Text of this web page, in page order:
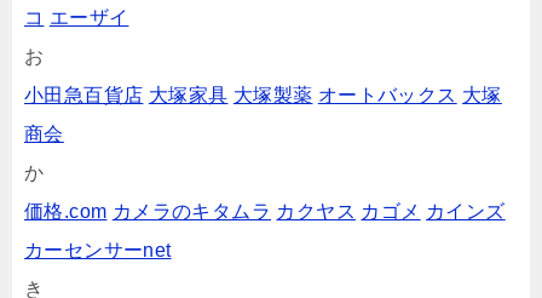
コ エーザイ
お
小田急百貨店 大塚家具 大塚製薬 オートバックス 大塚
商会
か
価格.com カメラのキタムラ カクヤス カゴメ カインズ
カーセンサーnet
き